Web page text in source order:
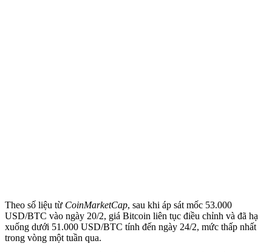
Theo số liệu từ CoinMarketCap, sau khi áp sát mốc 53.000
USD/BTC vào ngày 20/2, giá Bitcoin liên tục điều chỉnh và đã hạ
xuống dưới 51.000 USD/BTC tính đến ngày 24/2, mức thấp nhất
trong vòng một tuần qua.